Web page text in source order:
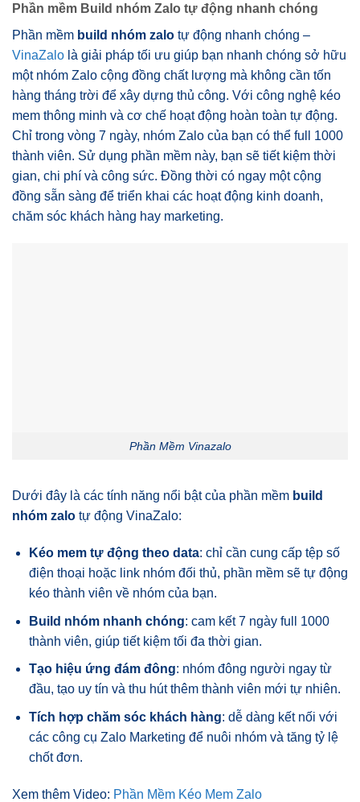
Phần mềm Build nhóm Zalo tự động nhanh chóng
Phần mềm build nhóm zalo tự động nhanh chóng –
VinaZalo là giải pháp tối ưu giúp bạn nhanh chóng sở hữu
một nhóm Zalo cộng đồng chất lượng mà không cần tốn
hàng tháng trời để xây dựng thủ công. Với công nghệ kéo
mem thông minh và cơ chế hoạt động hoàn toàn tự động.
Chỉ trong vòng 7 ngày, nhóm Zalo của bạn có thể full 1000
thành viên. Sử dụng phần mềm này, bạn sẽ tiết kiệm thời
gian, chi phí và công sức. Đồng thời có ngay một cộng
đồng sẵn sàng để triển khai các hoạt động kinh doanh,
chăm sóc khách hàng hay marketing.
Phần Mềm Vinazalo
Dưới đây là các tính năng nổi bật của phần mềm build
nhóm zalo tự động VinaZalo:
Kéo mem tự động theo data: chỉ cần cung cấp tệp số
điện thoại hoặc link nhóm đối thủ, phần mềm sẽ tự động
kéo thành viên về nhóm của bạn.
Build nhóm nhanh chóng: cam kết 7 ngày full 1000
thành viên, giúp tiết kiệm tối đa thời gian.
Tạo hiệu ứng đám đông: nhóm đông người ngay từ
đầu, tạo uy tín và thu hút thêm thành viên mới tự nhiên.
Tích hợp chăm sóc khách hàng: dễ dàng kết nối với
các công cụ Zalo Marketing để nuôi nhóm và tăng tỷ lệ
chốt đơn.
Xem thêm Video: Phần Mềm Kéo Mem Zalo